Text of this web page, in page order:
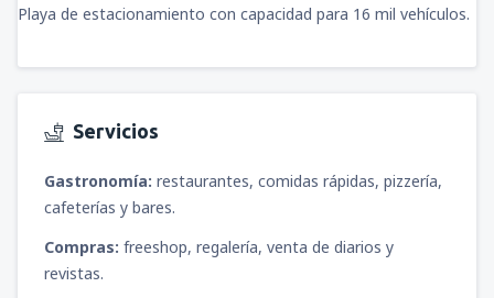
Playa de estacionamiento con capacidad para 16 mil vehículos.
Servicios
Gastronomía: restaurantes, comidas rápidas, pizzería,
cafeterías y bares.
Compras: freeshop, regalería, venta de diarios y
revistas.